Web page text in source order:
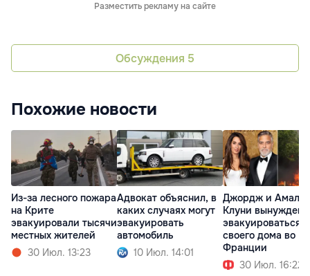
Разместить рекламу на сайте
Обсуждения 5
Похожие новости
Из-за лесного пожара
на Крите
эвакуировали тысячи
местных жителей
30 Июл. 13:23
Адвокат объяснил, в
каких случаях могут
эвакуировать
автомобиль
10 Июл. 14:01
Джордж и Амаль
Клуни вынуждены
эвакуироваться
своего дома во
Франции
30 Июл. 16:22